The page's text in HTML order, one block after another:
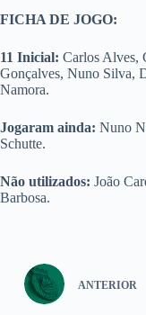
FICHA DE JOGO:
11 Inicial: Carlos Alves,
Gonçalves, Nuno Silva,
Namora.
Jogaram ainda: Nuno
Schutte.
Não utilizados: João
Barbosa.
ANTERIOR